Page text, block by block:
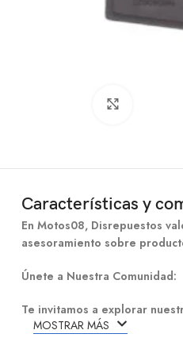
Características y
En Motos08, Disrepuestos
asesoramiento sobre
Únete a Nuestra Comunidad:
Te invitamos a explorar
MOSTRAR MÁS